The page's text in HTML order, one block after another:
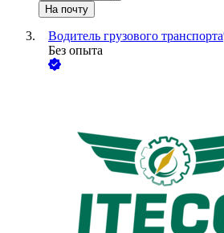
На почту
Водитель грузового транспорта
Без опыта